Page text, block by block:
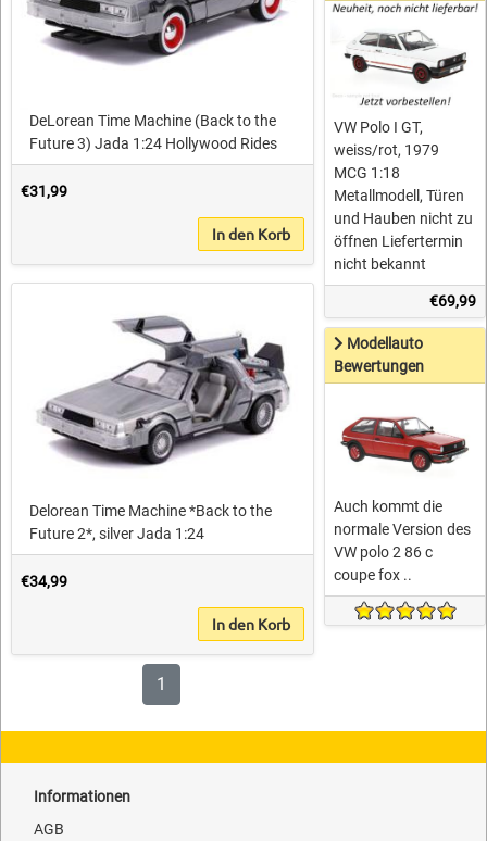
DeLorean Time Machine (Back to the
Future 3) Jada 1:24 Hollywood Rides
€31,99
In den Korb
Delorean Time Machine *Back to the
Future 2*, silver Jada 1:24
€34,99
In den Korb
1
VW Polo I GT,
weiss/rot, 1979
MCG 1:18
Metallmodell, Türen
und Hauben nicht zu
öffnen Liefertermin
nicht bekannt
€69,99
Modellauto
Bewertungen
Auch kommt die
normale Version des
VW polo 2 86 c
coupe fox ..
Informationen
AGB